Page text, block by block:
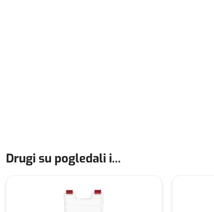
Drugi su pogledali i...